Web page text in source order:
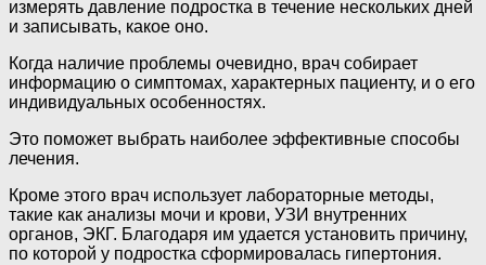
измерять давление подростка в течение нескольких дней
и записывать, какое оно.
Когда наличие проблемы очевидно, врач собирает
информацию о симптомах, характерных пациенту, и о его
индивидуальных особенностях.
Это поможет выбрать наиболее эффективные способы
лечения.
Кроме этого врач использует лабораторные методы,
такие как анализы мочи и крови, УЗИ внутренних
органов, ЭКГ. Благодаря им удается установить причину,
по которой у подростка сформировалась гипертония.